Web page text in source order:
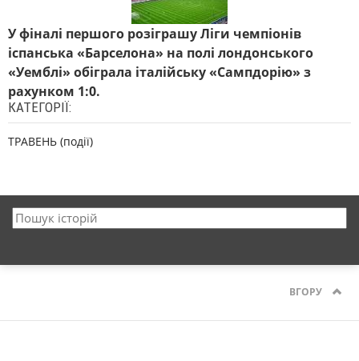
У фіналі першого розіграшу Ліги чемпіонів
іспанська «Барселона» на полі лондонського
«Уемблі» обіграла італійську «Сампдорію» з
рахунком 1:0.
КАТЕГОРІЇ:
ТРАВЕНЬ (події)
ВГОРУ